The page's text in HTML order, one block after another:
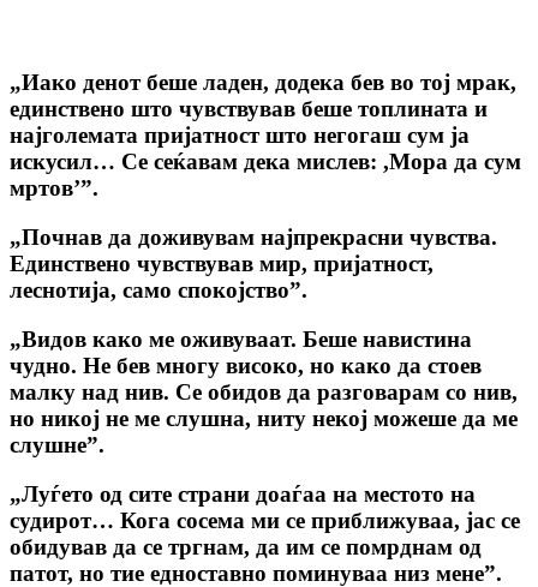
„Иако денот беше ладен, додека бев во тој мрак,
единствено што чувствував беше топлината и
најголемата пријатност што негогаш сум ја
искусил… Се сеќавам дека мислев: ,Мора да сум
мртов’”.
„Почнав да доживувам најпрекрасни чувства.
Единствено чувствував мир, пријатност,
леснотија, само спокојство”.
„Видов како ме оживуваат. Беше навистина
чудно. He бев многу високо, но како да стоев
малку над нив. Се обидов да разговарам co нив,
но никој не ме слушна, ниту некој можеше да ме
слушне”.
„Луѓето од сите страни доаѓаа на местото на
судирот… Кога сосема ми се приближуваа, јас се
обидував да се тргнам, да им се помрднам од
патот, но тие едноставно поминуваа низ мене”.